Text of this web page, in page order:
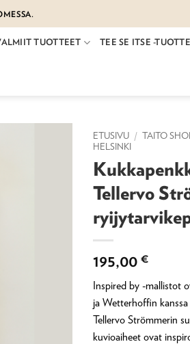
TUOTTEET TEE SE ITSE -
ETUSIVU / TAITO
HELSINKI
Tellervo
195,00 €
Inspired by -mallistot
ja Wetterhoffin
Tellervo Strömmerin
kuvioaiheet ovat